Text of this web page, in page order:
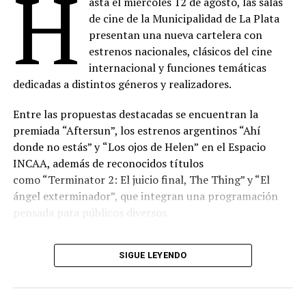
H
de cine de la Municipalidad de La Plata
presentan una nueva cartelera con
estrenos nacionales, clásicos del cine
internacional y funciones temáticas
dedicadas a distintos géneros y realizadores.
Entre las propuestas destacadas se encuentran la
premiada “Aftersun”, los estrenos argentinos “Ahí
donde no estás” y “Los ojos de Helen” en el Espacio
INCAA, además de reconocidos títulos
como “Terminator 2: El juicio final, The Thing” y “El
ángel exterminador”, que integran una programación
pensada para públicos diversos.
Además, la programación incluye funciones del Espacio
INCAA y de los ciclos “Misa Nocturna”, “Videódromo”,
“Cine y Cuarentena”, “Cineclub”, “Freakshow”,
SIGUE LEYENDO